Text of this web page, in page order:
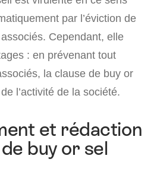
par l’éviction de
associés. Cependant, elle
: en prévenant tout
la clause de buy or
l’activité de la société.
et rédaction
buy or sel